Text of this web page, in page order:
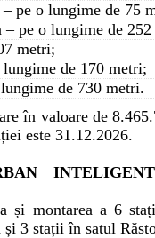
pe o lungime de 75
– pe o lungime de
metri;
de 170 metri;
de 730 metri.
în valoare de
este 31.12.2026.
și montarea a 6
3 stații în satul